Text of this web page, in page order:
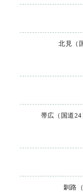
北見（
帯広（国道
釧路